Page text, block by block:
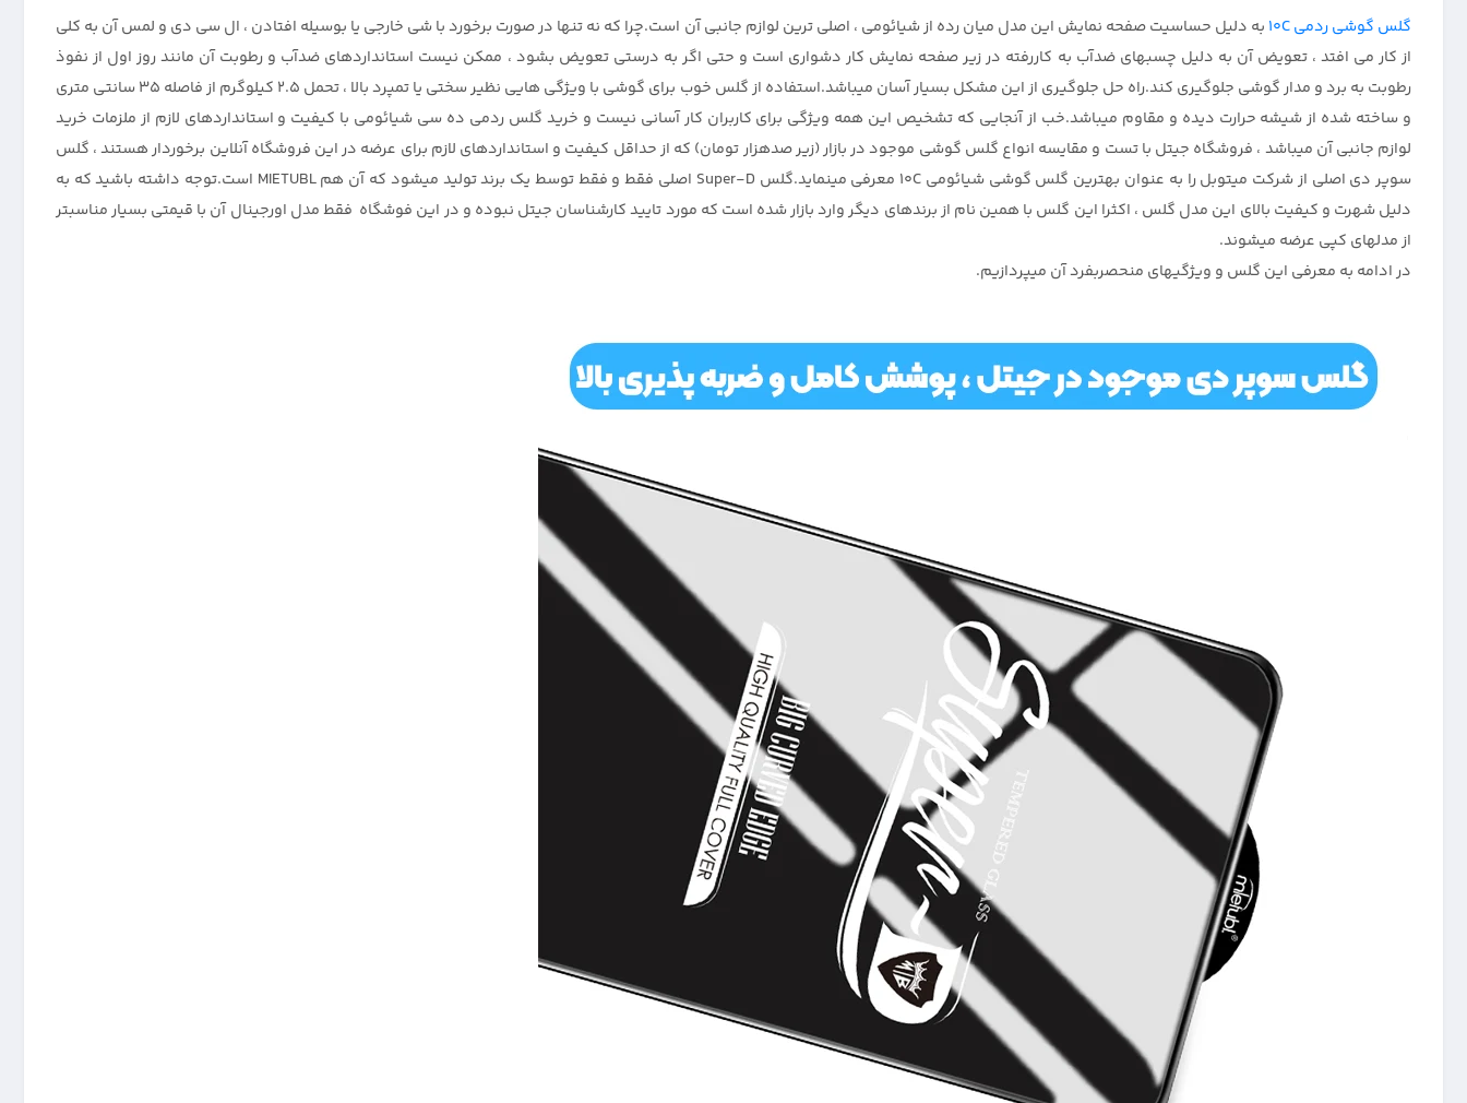
گلس گوشی ردمی 10C
به دلیل حساسیت صفحه نمایش این مدل میان رده از شیائومی ، اصلی ترین لوازم جانبی آن است.چرا که نه تنها در صورت برخورد با شی خارجی یا بوسیله افتادن ، ال سی دی و لمس آن به کلی
از کار می افتد ، تعویض آن به دلیل چسبهای ضدآب به کاررفته در زیر صفحه نمایش کار دشواری است و حتی اگر به درستی تعویض بشود ، ممکن نیست استانداردهای ضدآب و رطوبت آن مانند روز اول از نفوذ
رطوبت به برد و مدار گوشی جلوگیری کند.راه حل جلوگیری از این مشکل بسیار آسان میباشد.استفاده از گلس خوب برای گوشی با ویژگی هایی نظیر سختی یا تمپرد بالا ، تحمل 2.5 کیلوگرم از فاصله 35 سانتی متری
و ساخته شده از شیشه حرارت دیده و مقاوم میباشد.خب از آنجایی که تشخیص این همه ویژگی برای کاربران کار آسانی نیست و خرید گلس ردمی ده سی شیائومی با کیفیت و استانداردهای لازم از ملزمات خرید
لوازم جانبی آن میباشد ، فروشگاه جیتل با تست و مقایسه انواع گلس گوشی موجود در بازار (زیر صدهزار تومان) که از حداقل کیفیت و استانداردهای لازم برای عرضه در این فروشگاه آنلاین برخوردار هستند ، گلس
سوپر دی اصلی از شرکت میتوبل را به عنوان بهترین گلس گوشی شیائومی 10C معرفی مینماید.گلس Super-D اصلی فقط و فقط توسط یک برند تولید میشود که آن هم MIETUBL است.توجه داشته باشید که به
دلیل شهرت و کیفیت بالای این مدل گلس ، اکثرا این گلس با همین نام از برندهای دیگر وارد بازار شده است که مورد تایید کارشناسان جیتل نبوده و در این فوشگاه فقط مدل اورجینال آن با قیمتی بسیار مناسبتر
از مدلهای کپی عرضه میشوند.
در ادامه به معرفی این گلس و ویژگیهای منحصربفرد آن میپردازیم.